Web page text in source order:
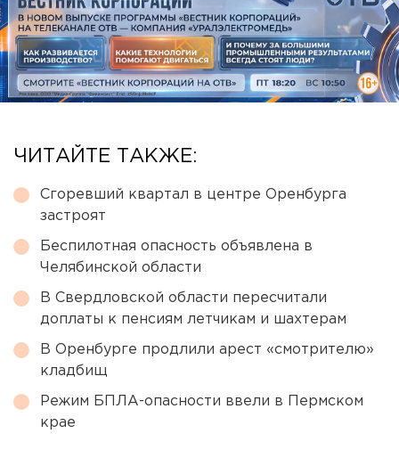
ЧИТАЙТЕ ТАКЖЕ:
Сгоревший квартал в центре Оренбурга
застроят
Беспилотная опасность объявлена в
Челябинской области
В Свердловской области пересчитали
доплаты к пенсиям летчикам и шахтерам
В Оренбурге продлили арест «смотрителю»
кладбищ
Режим БПЛА-опасности ввели в Пермском
крае